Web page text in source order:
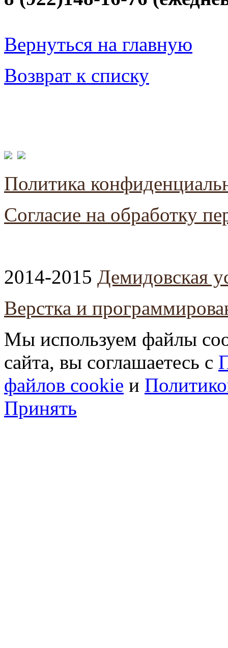
Вернуться на главную
Возврат к списку
Политика
Согласие на обработку
2014-2015 Демидовская
Верстка и
Мы используем файлы
сайта, вы соглашаетесь с
файлов cookie и
Принять